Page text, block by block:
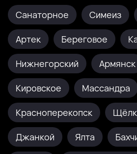
Санаторное Симеиз
Артек Береговое
Нижнегорский Армянск
Кировское Массандра
Красноперекопск
Джанкой Ялта